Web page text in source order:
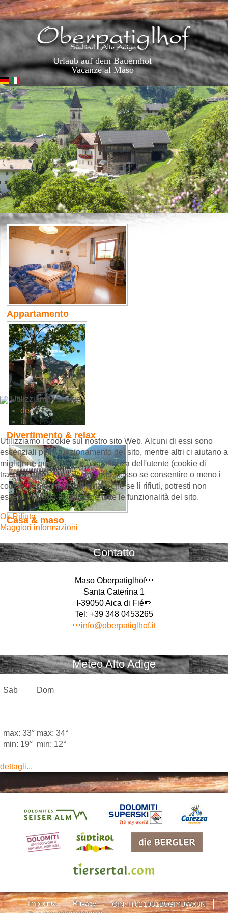
Urlaub auf dem Bauernhof
Vacanze al Maso
Appartamento
Divertimento & relax
Casa & maso
Contatto
Maso Oberpatiglhof
Santa Caterina 1
I-39050 Aica di Fié
Tel: +39 348 0453265
info@oberpatiglhof.it
Meteo Alto Adige
Sab Dom
max: 33°
min: 19°
max: 34°
min: 12°
dettagli...
Impronta Privacy
CIN: IT021031B5GIYUWX8N
Utilizziamo i cookie
de
it
Utilizziamo i cookie sul nostro sito Web. Alcuni di essi sono
essenziali per il funzionamento del sito, mentre altri ci aiutano a
migliorare questo sito e l'esperienza dell'utente (cookie di
tracciamento). Puoi decidere tu stesso se consentire o meno i
cookie. Ti preghiamo di notare che se li rifiuti, potresti non
essere in grado di utilizzare tutte le funzionalità del sito.
Ok Rifiuta
Maggiori informazioni